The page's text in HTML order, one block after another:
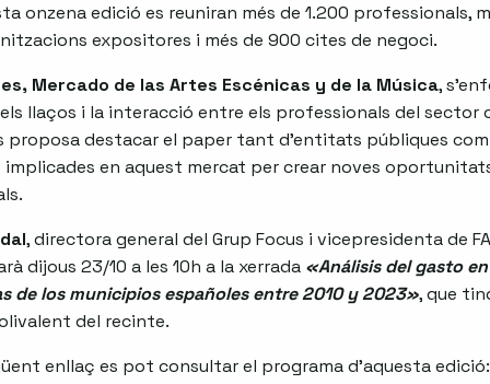
onzena edició es reuniran més de 1.200 professionals,
expositores i més de 900 cites de negoci.
Mercado de las Artes Escénicas y de la Música,
llaços i la interacció entre els professionals del sector
proposa destacar el paper tant d’entitats públiques com
implicades en aquest mercat per crear noves
, directora general del Grup Focus i vicepresidenta de
dijous 23/10 a les 10h a la xerrada «Análisis del gasto
de los municipios españoles entre 2010 y 2023», que
del recinte.
enllaç es pot consultar el programa d’aquesta edició: